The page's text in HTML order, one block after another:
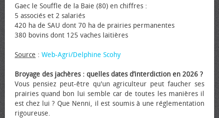
Gaec le Souffle de la Baie (80) en chiffres :
5 associés et 2 salariés
420 ha de SAU dont 70 ha de prairies permanentes
380 bovins dont 125 vaches laitières
Source : Web-Agri/Delphine Scohy
Broyage des jachères : quelles dates d’interdiction en 2026 ?
Vous pensiez peut-être qu'un agriculteur peut faucher ses
prairies quand bon lui semble car de toutes les manières il
est chez lui ? Que Nenni, il est soumis à une réglementation
rigoureuse.